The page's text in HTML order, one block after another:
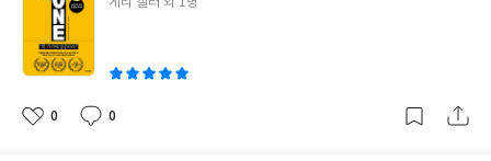
면 목표로 하는 자산의 규모를 갖게 되지 않을까? 내가 학교 공부를
모두 마치는데 18년이라는 시간이 걸렸다. 경제 공부도 이만큼의 시
간과 노력을 쏟는다면 원하는 만큼의 부를 얻을 수 있을 것이라 생각
하고 성실히 실천 중이다. 앞으로 6년 후면 2031년 58세가 된다. 내
가 설정한 학교공부 로드맵으로는 고등학교 3년을 마친 정도의 수
준이다. 꾸준한 연봉 상승과 투자한 자산의 복리 효과, 지금 대학생
래되어서 그렇게 쉽게 읽히지는 않았지만 하지만 어쨌든 단숨에 책
을 모두 읽었다. 책을 읽는 내내, 많은 생각을 하게 되었고 과연 작가
는 어떤 표정과 어떤 모습으로 이 이야기를 나에게 전해 주고 있는지
자꾸만 생각하게 되었다. 왜냐하면, 이 책에도 언급 되었듯이 김영
하 작가는 메스컴(지식예능)에도 많이 출연하여 항상 많은 지적인
정보를 밝고 쾌활하게 전달해 주었고 그 모습이 정말 인상적이었다.
많은 사람들이 아는 이야기들이 실려있다. 아마도 10년 전 원씽이
처음 나왔을 때 알게 된 사실들이 많은 사람들의 입을 타고 전달되었
기 때문이라고 생각한다. <1만 시간의 법칙>, <66일째 습관 확립>,
<멀티테스킹의 치명적 위험>, <도미노 효과> 와 같은 내용은 이미
많은 사람들이 알고 있는 이야기이다. 하지만 게리 켈러, 제이 파파
좋
0
댓
0
작